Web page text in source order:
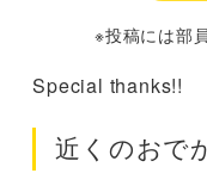
※投稿には部
Special thanks!!
近くのおで